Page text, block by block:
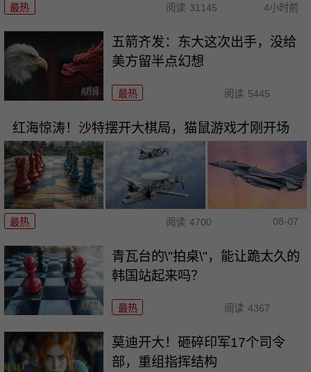
最热 阅读 31145 4小时前
五箭齐发：东大这次出手，没给
美方留半点幻想
最热 阅读 5445
红海惊涛！沙特摆开大棋局，猫鼠游戏才刚开场
最热 阅读 4700 08-07
青瓦台的\"拍桌\"，能让跪太久的
韩国站起来吗？
最热 阅读 4367
莫迪开大！砸碎印军17个司令
部，重组指挥结构